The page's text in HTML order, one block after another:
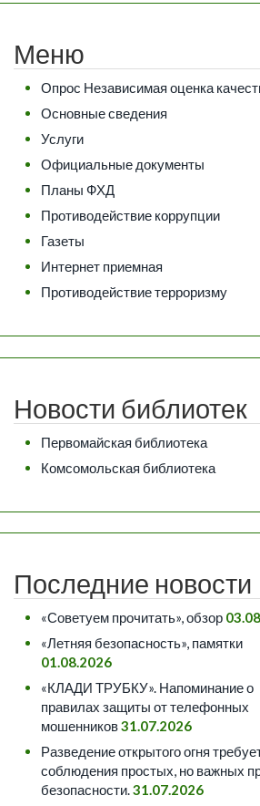
Меню
Опрос Независимая оценка
Основные сведения
Услуги
Официальные документы
Планы ФХД
Противодействие коррупции
Газеты
Интернет приемная
Противодействие терроризму
Новости библиотек
Первомайская библиотека
Комсомольская библиотека
Последние новости
«Советуем прочитать», обзор
«Летняя безопасность», памятки
01.08.2026
«КЛАДИ ТРУБКУ». Напоминание о
правилах защиты от телефонных
мошенников31.07.2026
Разведение открытого огня
соблюдения простых, но важных
безопасности.31.07.2026